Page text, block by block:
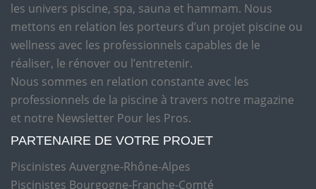
les univers piscine, spa, sauna et hammam. Nous
mettons en relation les porteurs d’un projet piscine ou
wellness avec les professionnels capables de le
réaliser, le rénover ou l’entretenir.
Nous sommes en relation constante avec les
professionnels de la piscine à travers notre magazine
et notre Newsletter Pour les Pros.
PARTENAIRE DE VOTRE PROJET
Piscinistes Auvergne-Rhône-Alpes
Piscinistes Bourgogne-Franche-Comté